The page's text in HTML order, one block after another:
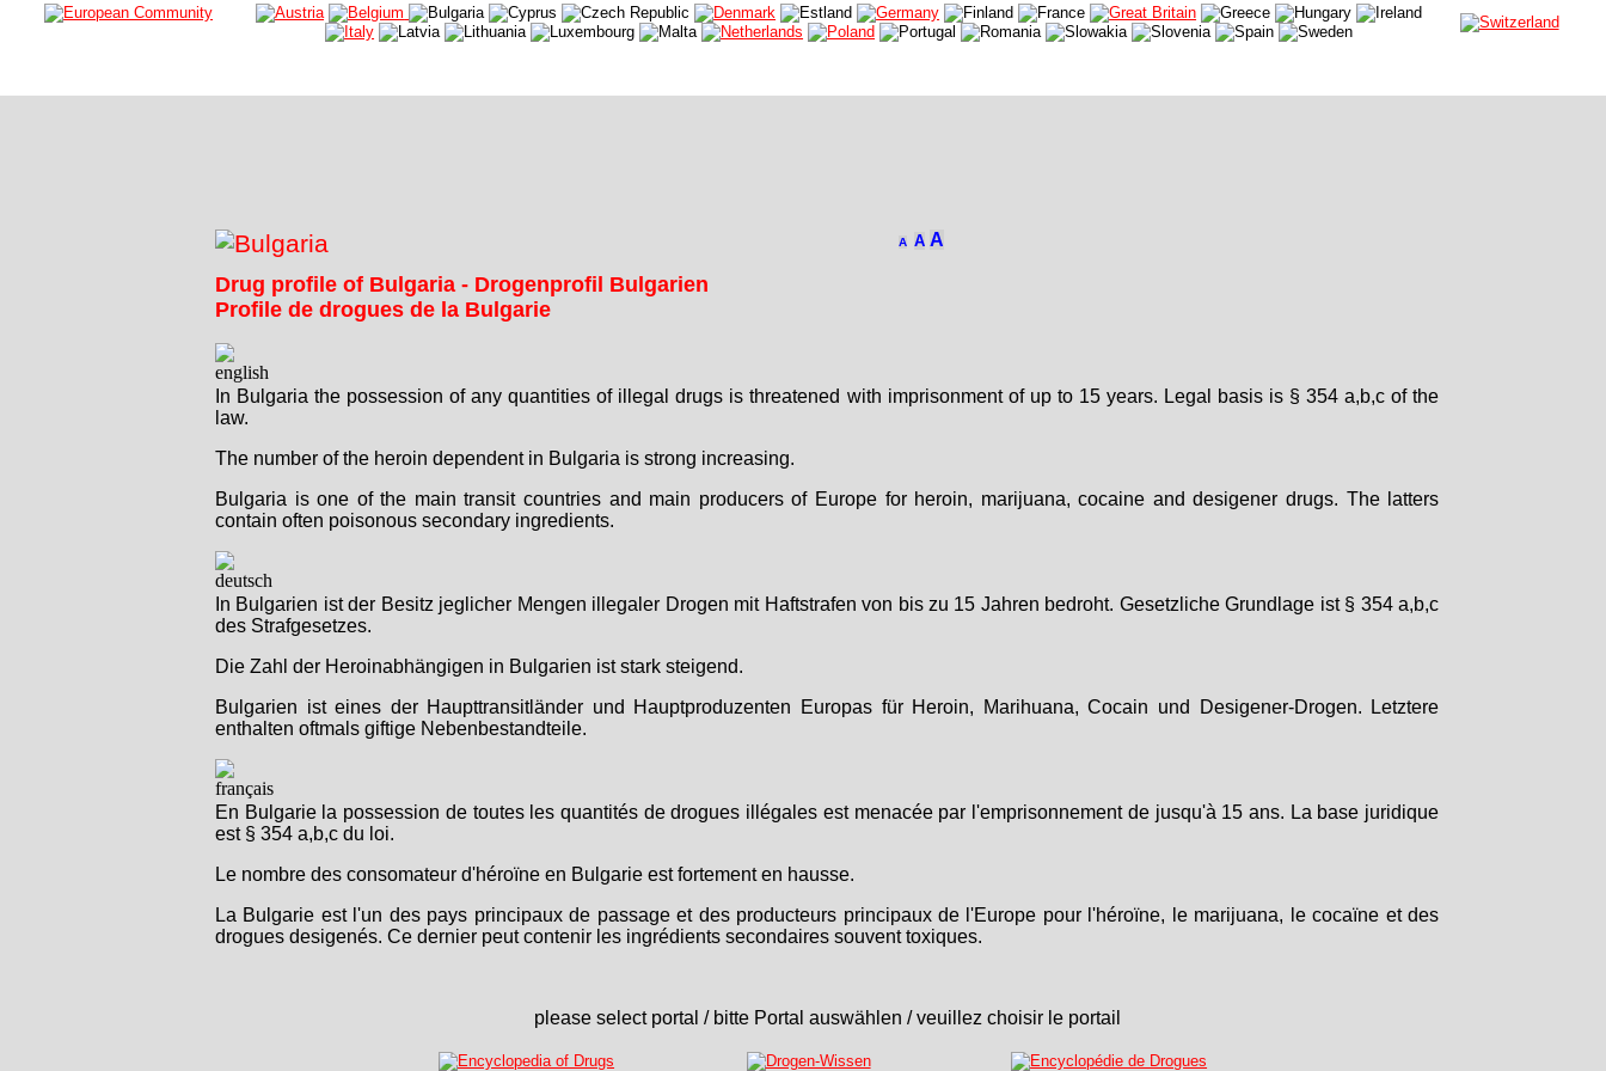
A A A
Drug profile of Bulgaria - Drogenprofil Bulgarien
Profile de drogues de la Bulgarie
In Bulgaria the possession of any quantities of illegal drugs is threatened with imprisonment of up to 15 years. Legal basis is § 354 a,b,c of the
law.
The number of the heroin dependent in Bulgaria is strong increasing.
Bulgaria is one of the main transit countries and main producers of Europe for heroin, marijuana, cocaine and desigener drugs. The latters
contain often poisonous secondary ingredients.
In Bulgarien ist der Besitz jeglicher Mengen illegaler Drogen mit Haftstrafen von bis zu 15 Jahren bedroht. Gesetzliche Grundlage ist § 354 a,b,c
des Strafgesetzes.
Die Zahl der Heroinabhängigen in Bulgarien ist stark steigend.
Bulgarien ist eines der Haupttransitländer und Hauptproduzenten Europas für Heroin, Marihuana, Cocain und Desigener-Drogen. Letztere
enthalten oftmals giftige Nebenbestandteile.
En Bulgarie la possession de toutes les quantités de drogues illégales est menacée par l'emprisonnement de jusqu'à 15 ans. La base juridique
est § 354 a,b,c du loi.
Le nombre des consomateur d'héroïne en Bulgarie est fortement en hausse.
La Bulgarie est l'un des pays principaux de passage et des producteurs principaux de l'Europe pour l'héroïne, le marijuana, le cocaïne et des
drogues desigenés. Ce dernier peut contenir les ingrédients secondaires souvent toxiques.
please select portal / bitte Portal auswählen / veuillez choisir le portail